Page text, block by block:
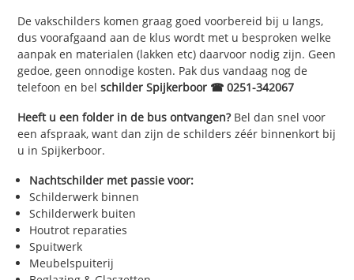
De vakschilders komen graag goed voorbereid bij u langs,
dus voorafgaand aan de klus wordt met u besproken welke
aanpak en materialen (lakken etc) daarvoor nodig zijn. Geen
gedoe, geen onnodige kosten. Pak dus vandaag nog de
telefoon en belschilder Spijkerboor ☎ 0251-342067
Heeft u een folder in de bus ontvangen?Bel dan snel voor
een afspraak, want dan zijn de schilders zéér binnenkort bij
u in Spijkerboor.
Nachtschilder met passie voor:
Schilderwerk binnen
Schilderwerk buiten
Houtrot reparaties
Spuitwerk
Meubelspuiterij